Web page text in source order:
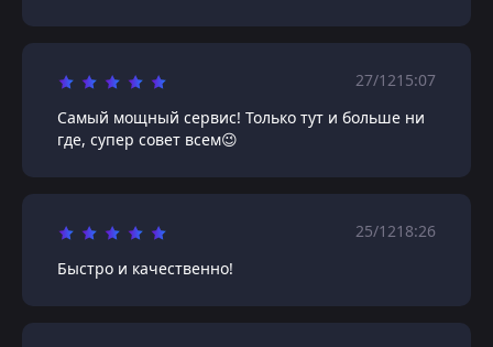
27/1215:07
Самый мощный сервис! Только тут и больше ни
где, супер совет всем😉
25/1218:26
Быстро и качественно!